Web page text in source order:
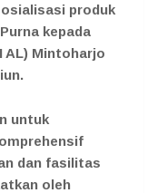
produk
kepada
AL) Mintoharjo
untuk
dan fasilitas
oleh